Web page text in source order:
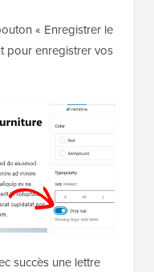
« Enregistrer le
pour enregistrer vos
succès une lettre